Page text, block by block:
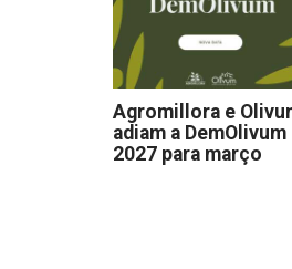
Agromillora e
adiam a DemOlivum
2027 para março